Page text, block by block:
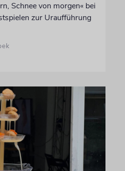
Schnee von morgen« bei
zur Uraufführung